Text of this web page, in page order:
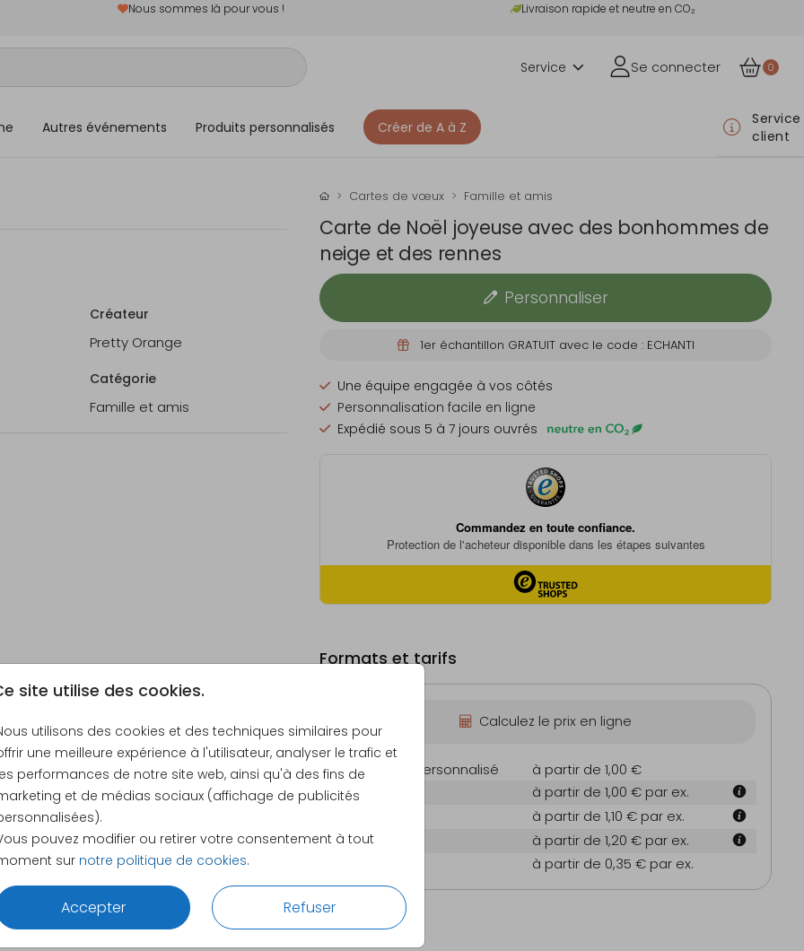
Nous sommes là pour vous ! Livraison rapide et neutre en CO₂
Service Se connecter 0
Autres événements Produits personnalisés Créer de A à Z
Service
client
site utilise des cookies.
utilisons des cookies et des techniques similaires pour
une meilleure expérience à l'utilisateur, analyser le trafic et
performances de notre site web, ainsi qu'à des fins de
et de médias sociaux (affichage de publicités
pouvez modifier ou retirer votre consentement à tout
sur notre politique de cookies.
Accepter Refuser
Créateur
Pretty Orange
Catégorie
Famille et amis
Cartes de vœux Famille et amis
Carte de Noël joyeuse avec des bonhommes de
neige et des rennes
Personnaliser
1er échantillon GRATUIT avec le code : ECHANTI
Une équipe engagée à vos côtés
Personnalisation facile en ligne
Expédié sous 5 à 7 jours ouvrés
Formats et tarifs
Calculez le prix en ligne
Échantillon personnalisé
à partir de 1,00 €
10 × 15 cm
à partir de 1,00 € par ex.
à partir de 1,10 € par ex.
14.4 × 21.6 cm
à partir de 1,20 € par ex.
à partir de 0,35 € par ex.